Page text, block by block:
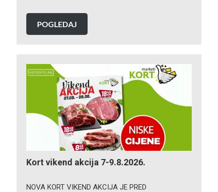
POGLEDAJ
Kort vikend akcija 7-9.8.2026.
NOVA KORT VIKEND AKCIJA JE PRED